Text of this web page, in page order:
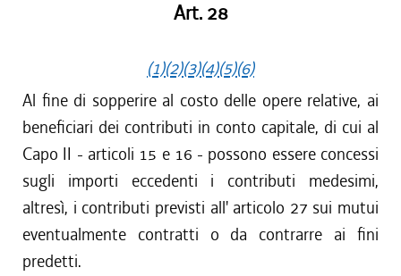
Art. 28
(1)(2)(3)(4)(5)(6)
Al fine di sopperire al costo delle opere relative, ai
beneficiari dei contributi in conto capitale, di cui al
Capo II - articoli 15 e 16 - possono essere concessi
sugli importi eccedenti i contributi medesimi,
altresì, i contributi previsti all' articolo 27 sui mutui
eventualmente contratti o da contrarre ai fini
predetti.